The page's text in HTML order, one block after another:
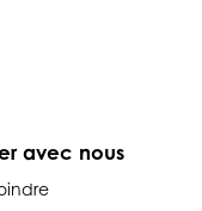
avec nous